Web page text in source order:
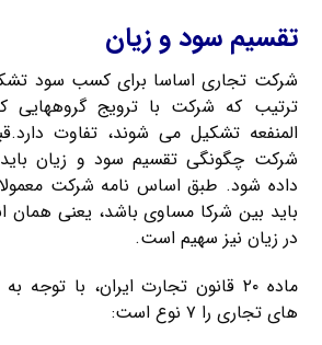
تقسیم سود و زیان
شرکت تجاری اساسا برای کسب سود
ترتیب که شرکت با ترویج گروههایی
المنفعه تشکیل می شوند، تفاوت
شرکت چگونگی تقسیم سود و زیان
داده شود. طبق اساس نامه شرکت
باید بین شرکا مساوی باشد، یعنی همان
در زیان نیز سهیم است.
ماده ۲۰ قانون تجارت ایران، با
های تجاری را ۷ نوع است: